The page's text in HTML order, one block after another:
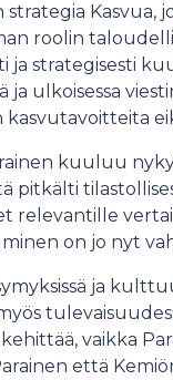
strategia Kasvua,
roolin
ja strategisesti
ja ulkoisessa
kasvutavoitteita
kuuluu
pitkälti
relevantille
on jo nyt
ja
vaikka
että